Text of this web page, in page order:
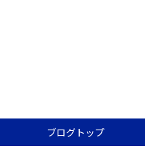
ブログトップ